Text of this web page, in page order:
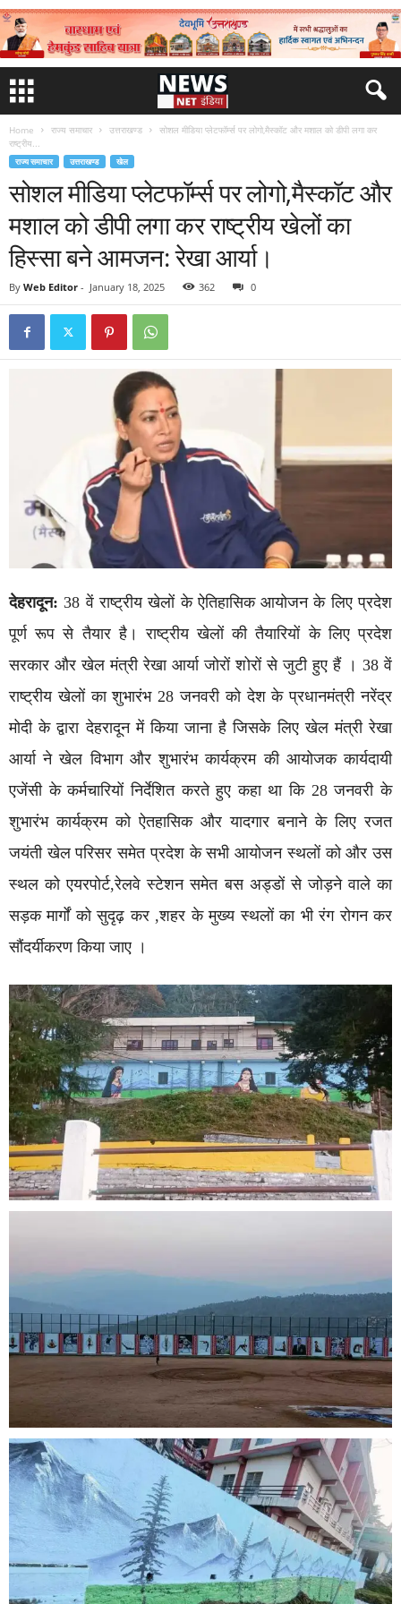
Home राज्य समाचार उत्तराखण्ड
सोशल मीडिया प्लेटफॉर्म्स पर लोगो,मैस्कॉट और मशाल को डीपी लगा कर
राष्ट्रीय...
राज्य समाचार उत्तराखण्ड खेल
सोशल मीडिया प्लेटफॉर्म्स पर लोगो,मैस्कॉट और
मशाल को डीपी लगा कर राष्ट्रीय खेलों का
हिस्सा बने आमजन: रेखा आर्या।
By Web Editor - January 18, 2025 362 0
देहरादून: 38 वें राष्ट्रीय खेलों के ऐतिहासिक आयोजन के लिए प्रदेश
पूर्ण रूप से तैयार है। राष्ट्रीय खेलों की तैयारियों के लिए प्रदेश
सरकार और खेल मंत्री रेखा आर्या जोरों शोरों से जुटी हुए हैं । 38 वें
राष्ट्रीय खेलों का शुभारंभ 28 जनवरी को देश के प्रधानमंत्री नरेंद्र
मोदी के द्वारा देहरादून में किया जाना है जिसके लिए खेल मंत्री रेखा
आर्या ने खेल विभाग और शुभारंभ कार्यक्रम की आयोजक कार्यदायी
एजेंसी के कर्मचारियों निर्देशित करते हुए कहा था कि 28 जनवरी के
शुभारंभ कार्यक्रम को ऐतहासिक और यादगार बनाने के लिए रजत
जयंती खेल परिसर समेत प्रदेश के सभी आयोजन स्थलों को और उस
स्थल को एयरपोर्ट,रेलवे स्टेशन समेत बस अड्डों से जोड़ने वाले का
सड़क मार्गों को सुदृढ़ कर ,शहर के मुख्य स्थलों का भी रंग रोगन कर
सौंदर्यीकरण किया जाए ।